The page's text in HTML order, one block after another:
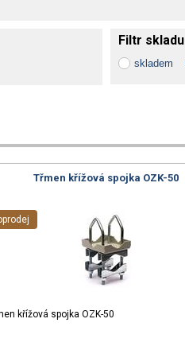
Filtr skladu
skladem
Třmen křížová spojka OZK-50
křížová spojka OZK-50